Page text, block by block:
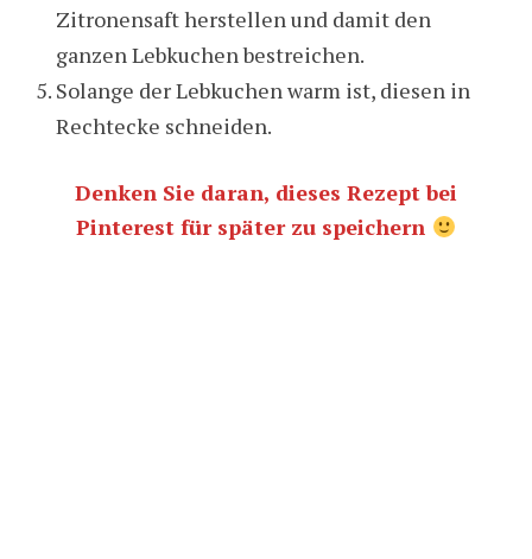
Zitronensaft herstellen und damit den
ganzen Lebkuchen bestreichen.
Solange der Lebkuchen warm ist, diesen in
Rechtecke schneiden.
Denken Sie daran, dieses Rezept bei
Pinterest für später zu speichern